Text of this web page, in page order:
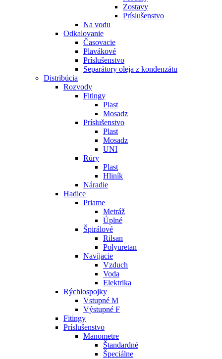
Zostavy
Príslušenstvo
Na vodu
Odkalovanie
Časovacie
Plavákové
Príslušenstvo
Separátory oleja z kondenzátu
Distribúcia
Rozvody
Fitingy
Plast
Mosadz
Príslušenstvo
Plast
Mosadz
UNI
Rúry
Plast
Hliník
Náradie
Hadice
Priame
Metráž
Úplné
Špirálové
Rilsan
Polyuretan
Navíjacie
Vzduch
Voda
Elektrika
Rýchlospojky
Vstupné M
Výstupné F
Fitingy
Príslušenstvo
Manometre
Štandardné
Špeciálne